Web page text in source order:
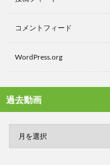
コメントフィード
WordPress.org
過去動画